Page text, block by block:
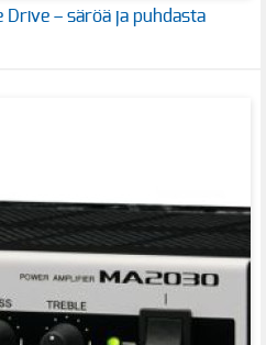
Drive – säröä ja puhdasta